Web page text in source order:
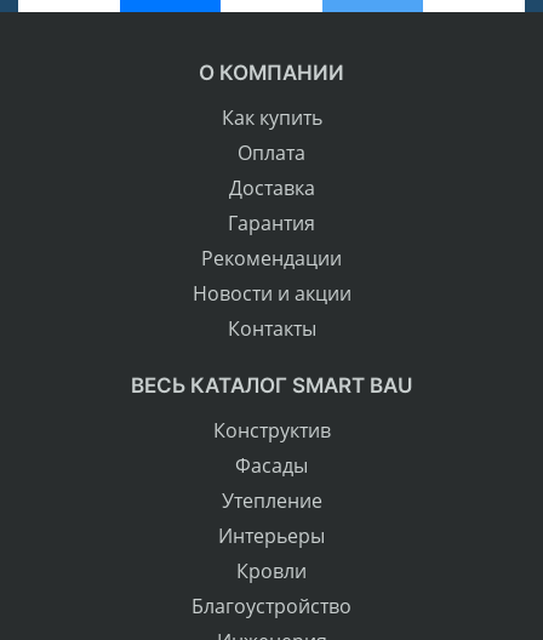
О КОМПАНИИ
Как купить
Оплата
Доставка
Гарантия
Рекомендации
Новости и акции
Контакты
ВЕСЬ КАТАЛОГ SMART BAU
Конструктив
Фасады
Утепление
Интерьеры
Кровли
Благоустройство